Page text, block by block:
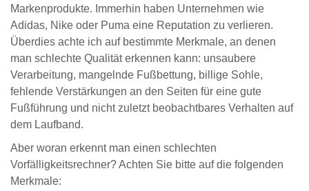
Markenprodukte. Immerhin haben Unternehmen wie
Adidas, Nike oder Puma eine Reputation zu verlieren.
Überdies achte ich auf bestimmte Merkmale, an denen
man schlechte Qualität erkennen kann: unsaubere
Verarbeitung, mangelnde Fußbettung, billige Sohle,
fehlende Verstärkungen an den Seiten für eine gute
Fußführung und nicht zuletzt beobachtbares Verhalten auf
dem Laufband.
Aber woran erkennt man einen schlechten
Vorfälligkeitsrechner? Achten Sie bitte auf die folgenden
Merkmale: